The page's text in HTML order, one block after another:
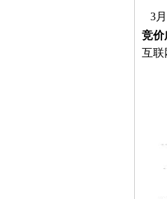
3
竞价
互联